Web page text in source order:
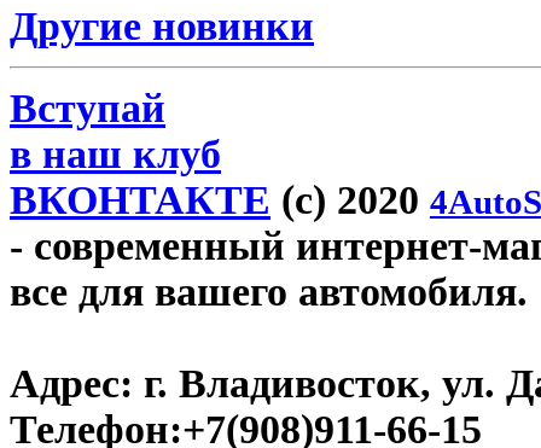
Другие новинки
Вступай
в наш клуб
ВКОНТАКТЕ (c) 2020
- современный интернет-
все для вашего автомобиля.
Адрес: г. Владивосток, ул.
Телефон:+7(908)911-66-15